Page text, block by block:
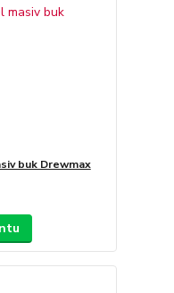
buk Drewmax